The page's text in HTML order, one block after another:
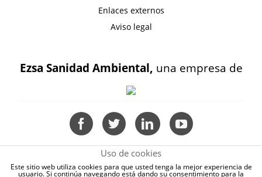
Enlaces externos
Aviso legal
Ezsa Sanidad Ambiental, una empresa de
Uso de cookies
Este sitio web utiliza cookies para que usted tenga la mejor experiencia de
usuario. Si continúa navegando está dando su consentimiento para la